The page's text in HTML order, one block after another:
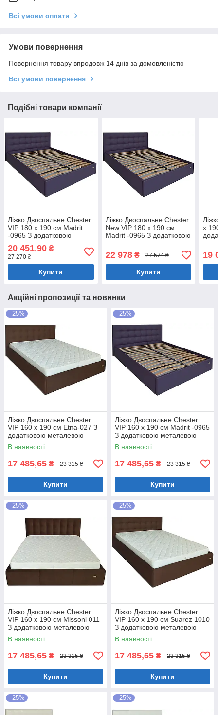
Всі умови оплати
Умови повернення
Повернення товару впродовж 14 днів за домовленістю
Всі умови повернення
Подібні товари компанії
Ліжко Двоспальне Chester
VIP 180 х 190 см Madrit
-0965 З додатковою
металевою цільнозварною
рамою Фіолетовий
20 451,90 ₴
27 270 ₴
Купити
Ліжко Двоспальне Chester
New VIP 180 х 190 см
Madrit -0965 З додатковою
рамою Фіолетовий
22 978₴ 27 574 ₴
Купити
х
19
Акційні пропозиції та новинки
–25%
Ліжко Двоспальне Chester
VIP 160 х 190 см Etna-027 З
додатковою металевою
цільнозварною рамою
Коричневий
В наявності
17 485,65 ₴ 23 315 ₴
Купити
–25%
Ліжко Двоспальне Chester
VIP 160 х 190 см Madrit -0965
З додатковою металевою
цільнозварною рамою
Фіолетовий
В наявності
17 485,65 ₴ 23 315 ₴
Купити
–25%
Ліжко Двоспальне Chester
VIP 160 х 190 см Missoni 011
З додатковою металевою
цільнозварною рамою
Темно-коричневий
В наявності
17 485,65 ₴ 23 315 ₴
Купити
–25%
Ліжко Двоспальне Chester
VIP 160 х 190 см Suarez 1010
З додатковою металевою
цільнозварною рамою
Коричневий
В наявності
17 485,65 ₴ 23 315 ₴
Купити
–25% –25%